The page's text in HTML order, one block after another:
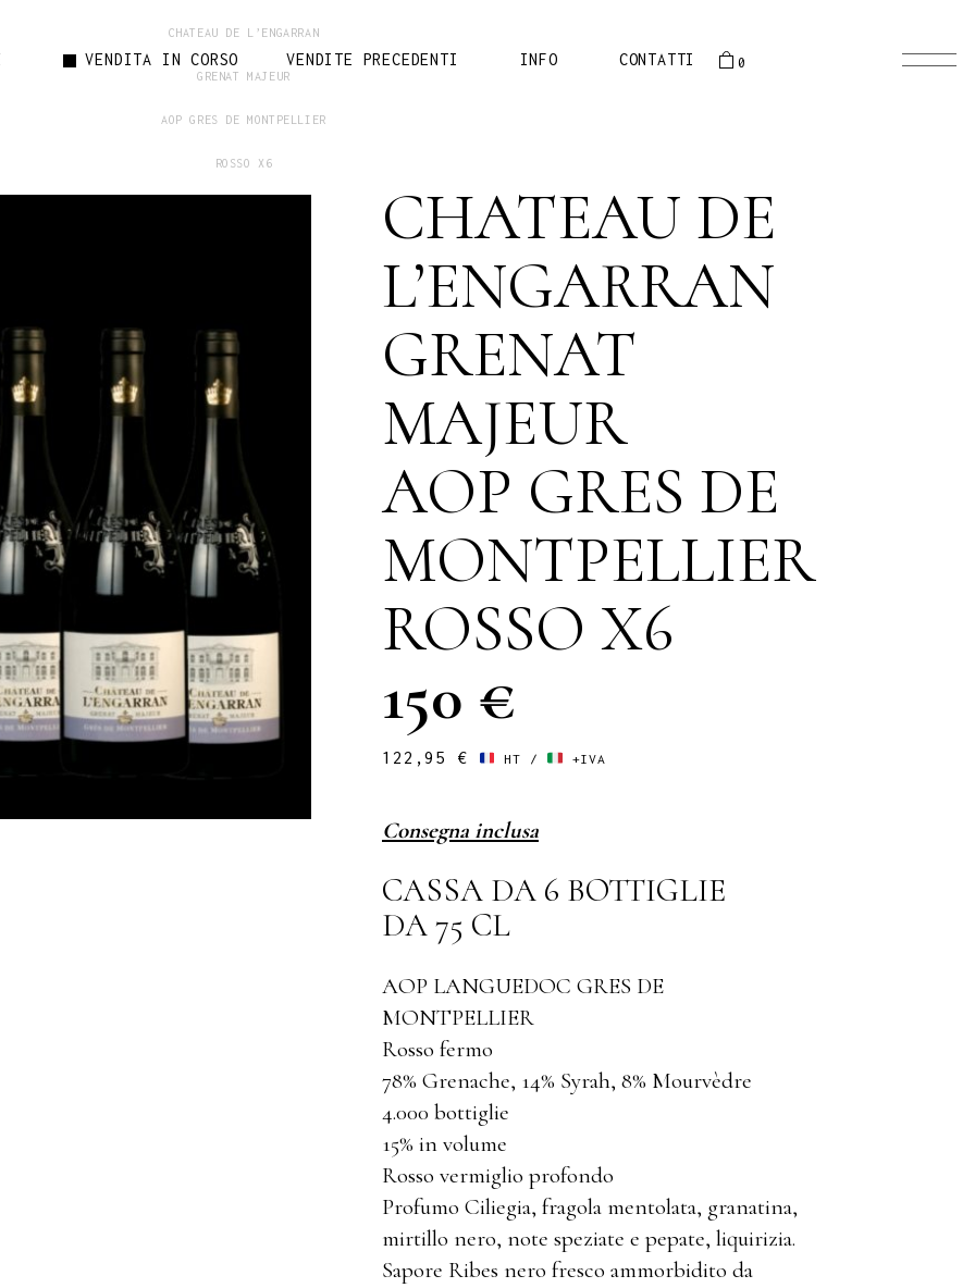
VENDITA IN CORSO VENDITE PRECEDENTI INFO
STORIA
CONTATTI 0
PRESENTAZIONE
CHATEAU DE L’ENGARRAN
GRENAT MAJEUR
AOP GRES DE MONTPELLIER
ROSSO X6
CHATEAU DE
L’ENGARRAN
GRENAT
MAJEUR
AOP GRES DE
MONTPELLIER
ROSSO X6
150 €
122,95 € HT / +IVA
Consegna inclusa
CASSA DA 6 BOTTIGLIE
DA 75 CL
AOP LANGUEDOC GRES DE
MONTPELLIER
Rosso fermo
78% Grenache, 14% Syrah, 8% Mourvèdre
4.000 bottiglie
15% in volume
Rosso vermiglio profondo
Profumo Ciliegia, fragola mentolata, granatina,
mirtillo nero, note speziate e pepate, liquirizia.
Sapore Ribes nero fresco ammorbidito da